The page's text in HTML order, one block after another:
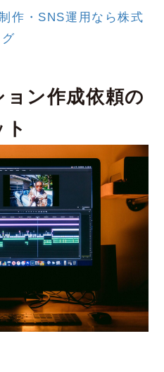
作・SNS運用なら株式
ン作成依頼の